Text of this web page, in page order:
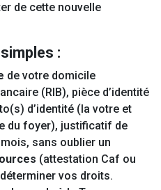
de cette nouvelle
:
de votre domicile
(RIB), pièce d’identité
d’identité (la votre et
du foyer), justificatif de
sans oublier un
(attestation Caf ou
vos droits.